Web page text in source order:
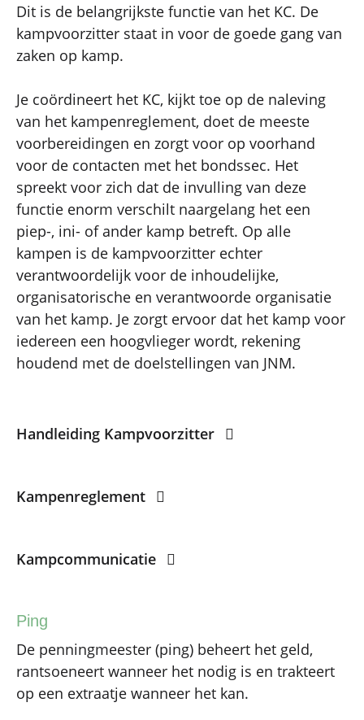
Dit is de belangrijkste functie van het KC. De
kampvoorzitter staat in voor de goede gang van
zaken op kamp.
Je coördineert het KC, kijkt toe op de naleving
van het kampenreglement, doet de meeste
voorbereidingen en zorgt voor op voorhand
voor de contacten met het bondssec. Het
spreekt voor zich dat de invulling van deze
functie enorm verschilt naargelang het een
piep-, ini- of ander kamp betreft. Op alle
kampen is de kampvoorzitter echter
verantwoordelijk voor de inhoudelijke,
organisatorische en verantwoorde organisatie
van het kamp. Je zorgt ervoor dat het kamp voor
iedereen een hoogvlieger wordt, rekening
houdend met de doelstellingen van JNM.
Handleiding Kampvoorzitter
Kampenreglement
Kampcommunicatie
Ping
De penningmeester (ping) beheert het geld,
rantsoeneert wanneer het nodig is en trakteert
op een extraatje wanneer het kan.